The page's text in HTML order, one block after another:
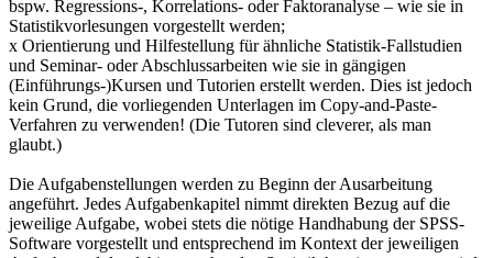
bspw. Regressions-, Korrelations- oder Faktoranalyse – wie sie in
Statistikvorlesungen vorgestellt werden;
x Orientierung und Hilfestellung für ähnliche Statistik-Fallstudien
und Seminar- oder Abschlussarbeiten wie sie in gängigen
(Einführungs-)Kursen und Tutorien erstellt werden. Dies ist jedoch
kein Grund, die vorliegenden Unterlagen im Copy-and-Paste-
Verfahren zu verwenden! (Die Tutoren sind cleverer, als man
glaubt.)
Die Aufgabenstellungen werden zu Beginn der Ausarbeitung
angeführt. Jedes Aufgabenkapitel nimmt direkten Bezug auf die
jeweilige Aufgabe, wobei stets die nötige Handhabung der SPSS-
Software vorgestellt und entsprechend im Kontext der jeweiligen